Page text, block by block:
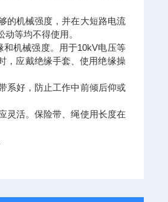
的机械强度，并在大短路电流
等均不得使用。
机械强度。用于10kV电压等
，应戴绝缘手套、使用绝缘操
系好，防止工作中前倾后仰或
灵活。保险带、绳使用长度在